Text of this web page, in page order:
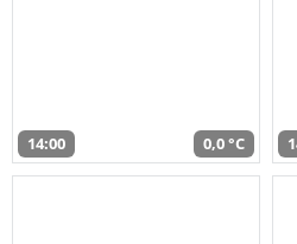
14:00 0,0 °C